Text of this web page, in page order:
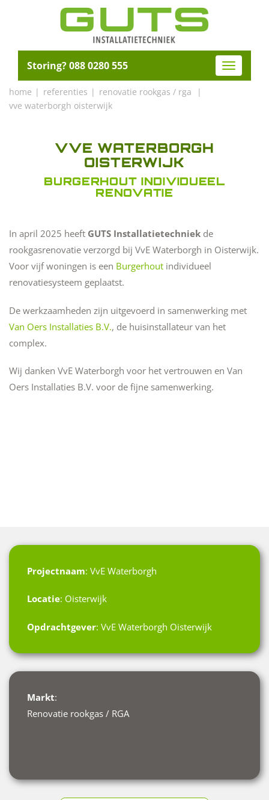
Storing? 088 0280 555
Toggle
home referenties
renovatie rookgas / rga
vve waterborgh oisterwijk
VVE WATERBORGH
OISTERWIJK
BURGERHOUT INDIVIDUEEL
RENOVATIE
In april 2025 heeft GUTS Installatietechniek de
rookgasrenovatie verzorgd bij VvE Waterborgh in Oisterwijk.
Voor vijf woningen is een Burgerhout individueel
renovatiesysteem geplaatst.
De werkzaamheden zijn uitgevoerd in samenwerking met
Van Oers Installaties B.V., de huisinstallateur van het
complex.
Wij danken VvE Waterborgh voor het vertrouwen en Van
Oers Installaties B.V. voor de fijne samenwerking.
Projectnaam: VvE Waterborgh
Locatie: Oisterwijk
Opdrachtgever: VvE Waterborgh Oisterwijk
Markt:
Renovatie rookgas / RGA